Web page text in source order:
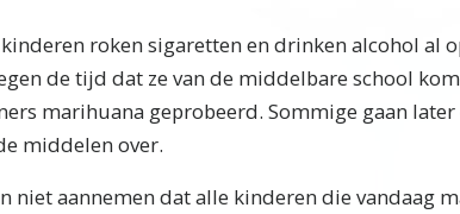
roken sigaretten en drinken alcohol al
de tijd dat ze van de middelbare school
marihuana geprobeerd. Sommige gaan
middelen over.
niet aannemen dat alle kinderen die vandaag